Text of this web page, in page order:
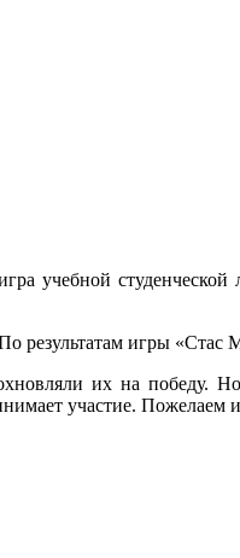
учебной
результатам игры
их на
участие.